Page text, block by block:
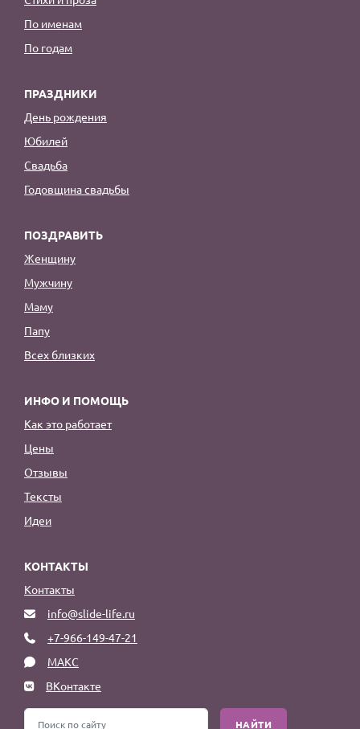
По именам
По годам
ПРАЗДНИКИ
День рождения
Юбилей
Свадьба
Годовщина свадьбы
ПОЗДРАВИТЬ
Женщину
Мужчину
Маму
Папу
Всех близких
ИНФО И ПОМОЩЬ
Как это работает
Цены
Отзывы
Тексты
Идеи
КОНТАКТЫ
Контакты
info@slide-life.ru
+7-966-149-47-21
МАКС
ВКонтакте
НАЙТИ